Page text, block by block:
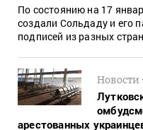
По состоянию на 17
создали Сольдаду и его
подписей из разных стран
Новости
арестованных